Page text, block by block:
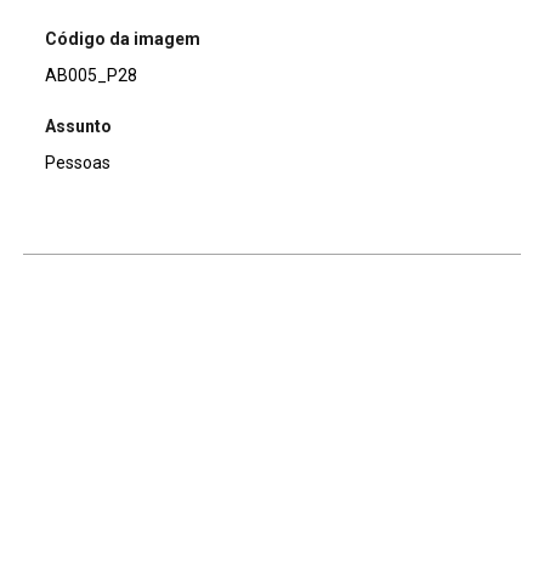
Código da imagem
AB005_P28
Assunto
Pessoas